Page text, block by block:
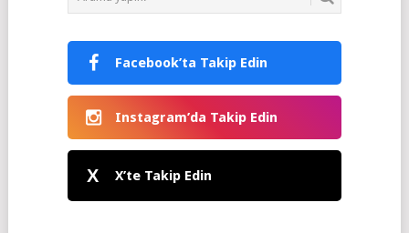
Facebook’ta Takip Edin
Instagram’da Takip Edin
X X’te Takip Edin